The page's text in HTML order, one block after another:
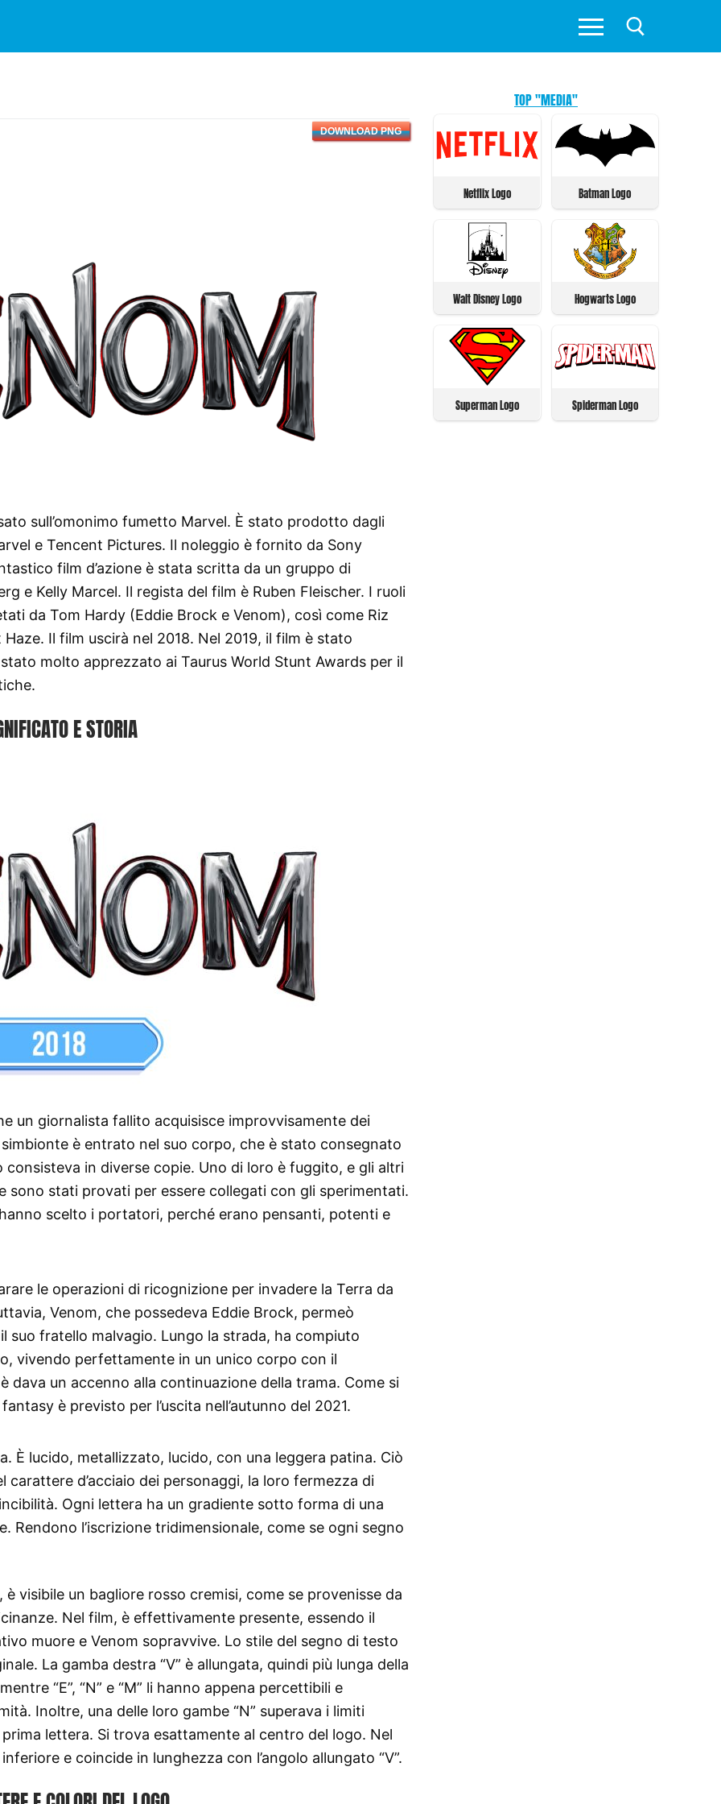
DOWNLOAD PNG
sull’omonimo fumetto Marvel. È stato prodotto dagli
e Tencent Pictures. Il noleggio è fornito da Sony
film d’azione è stata scritta da un gruppo di
e Kelly Marcel. Il regista del film è Ruben Fleischer. I ruoli
da Tom Hardy (Eddie Brock e Venom), così come Riz
Il film uscirà nel 2018. Nel 2019, il film è stato
molto apprezzato ai Taurus World Stunt Awards per il
E STORIA
un giornalista fallito acquisisce improvvisamente dei
è entrato nel suo corpo, che è stato consegnato
consisteva in diverse copie. Uno di loro è fuggito, e gli altri
stati provati per essere collegati con gli sperimentati.
scelto i portatori, perché erano pensanti, potenti e
le operazioni di ricognizione per invadere la Terra da
Venom, che possedeva Eddie Brock, permeò
suo fratello malvagio. Lungo la strada, ha compiuto
vivendo perfettamente in un unico corpo con il
un accenno alla continuazione della trama. Come si
è previsto per l’uscita nell’autunno del 2021.
È lucido, metallizzato, lucido, con una leggera patina. Ciò
carattere d’acciaio dei personaggi, la loro fermezza di
Ogni lettera ha un gradiente sotto forma di una
Rendono l’iscrizione tridimensionale, come se ogni segno
visibile un bagliore rosso cremisi, come se provenisse da
Nel film, è effettivamente presente, essendo il
muore e Venom sopravvive. Lo stile del segno di testo
La gamba destra “V” è allungata, quindi più lunga della
“E”, “N” e “M” li hanno appena percettibili e
Inoltre, una delle loro gambe “N” superava i limiti
lettera. Si trova esattamente al centro del logo. Nel
e coincide in lunghezza con l’angolo allungato “V”.
TOP "MEDIA"
Netflix Logo Batman Logo
Walt Disney Logo Hogwarts Logo
Superman Logo Spiderman Logo